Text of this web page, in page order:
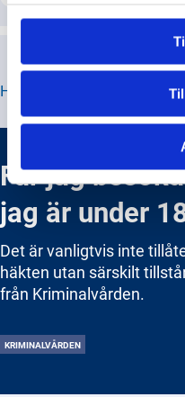
HITTA JUST DE FRÅGOR
Får jag
jag är under
Det är vanligtvis inte
häkten utan särskilt tillstånd. Mer information
från Kriminalvården.
KRIMINALVÅRDEN